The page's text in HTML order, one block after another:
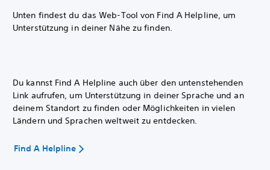
Unten findest du das Web-Tool von Find A Helpline, um
Unterstützung in deiner Nähe zu finden.
Du kannst Find A Helpline auch über den untenstehenden
Link aufrufen, um Unterstützung in deiner Sprache und an
deinem Standort zu finden oder Möglichkeiten in vielen
Ländern und Sprachen weltweit zu entdecken.
Find A Helpline